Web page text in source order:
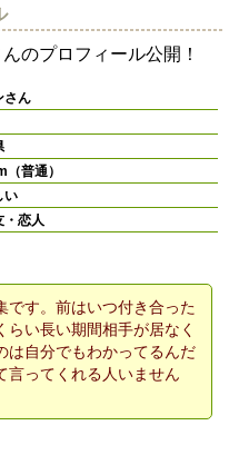
のプロフィール公開！
さん
普通）
い
・恋人
です。前はいつ付き合った
い長い期間相手が居なく
自分でもわかってるんだ
ってくれる人いません